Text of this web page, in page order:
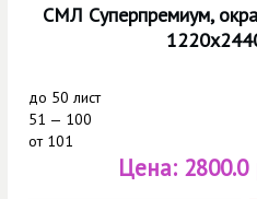
СМЛ Суперпремиум,
до 50 лист
51 — 100
от101
Цена: 2800.0